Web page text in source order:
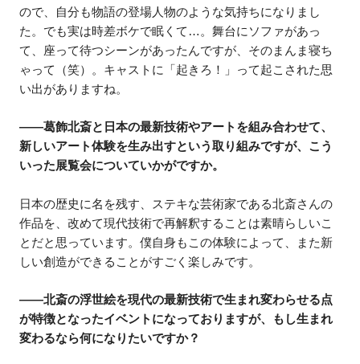
ので、自分も物語の登場人物のような気持ちになりまし
た。でも実は時差ボケで眠くて…。舞台にソファがあっ
て、座って待つシーンがあったんですが、そのまんま寝ち
ゃって（笑）。キャストに「起きろ！」って起こされた思
い出がありますね。
――葛飾北斎と日本の最新技術やアートを組み合わせて、
新しいアート体験を生み出すという取り組みですが、こう
いった展覧会についていかがですか。
日本の歴史に名を残す、ステキな芸術家である北斎さんの
作品を、改めて現代技術で再解釈することは素晴らしいこ
とだと思っています。僕自身もこの体験によって、また新
しい創造ができることがすごく楽しみです。
――北斎の浮世絵を現代の最新技術で生まれ変わらせる点
が特徴となったイベントになっておりますが、もし生まれ
変わるなら何になりたいですか？